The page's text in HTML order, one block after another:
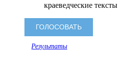
краеведческие тексты
Результаты